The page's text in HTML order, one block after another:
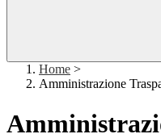
Home >
Amministrazione